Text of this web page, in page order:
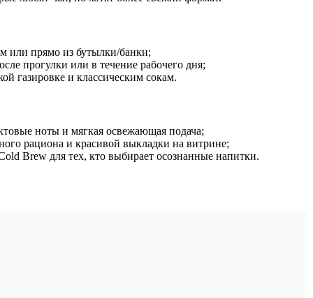
или прямо из бутылки/банки;
прогулки или в течение рабочего дня;
газировке и классическим сокам.
ноты и мягкая освежающая подача;
рациона и красивой выкладки на витрине;
Brew для тех, кто выбирает осознанные напитки.